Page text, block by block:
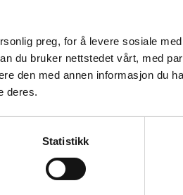
preg, for å levere sosiale
du bruker nettstedet vårt, med
den med annen informasjon du
deres.
Statistikk
som den er i dag.
kontoen din, trenger du
din.
å bruke disse to